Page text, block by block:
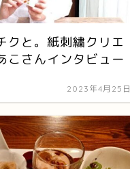
クと。紙刺繍クリエ
こさんインタビュー
2023年4月25日